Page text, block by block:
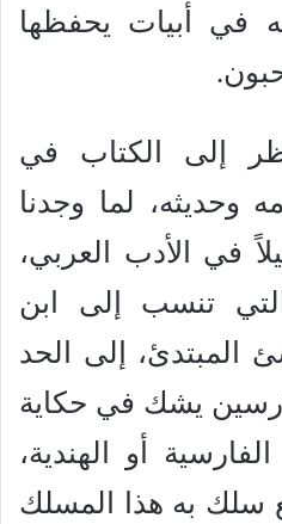
في أبيات يحفظها
إلى الكتاب في
وحديثه، لما وجدنا
في الأدب العربي،
تنسب إلى ابن
المبتدئ، إلى الحد
يشك في حكاية
أو الهندية،
سلك به هذا المسلك